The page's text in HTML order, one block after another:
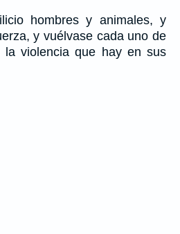
hombres y animales, y
y vuélvase cada uno de
violencia que hay en sus